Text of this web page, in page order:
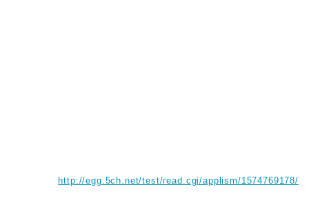
http://egg.5ch.net/test/read.cgi/applism/1574769178/